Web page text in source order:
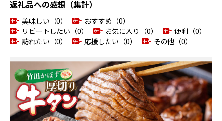
返礼品への感想（集計）
美味しい（0）
おすすめ（0）
リピートしたい（0）
お気に入り（0）
便利（0）
訪れたい（0）
応援したい（0） その他（0）